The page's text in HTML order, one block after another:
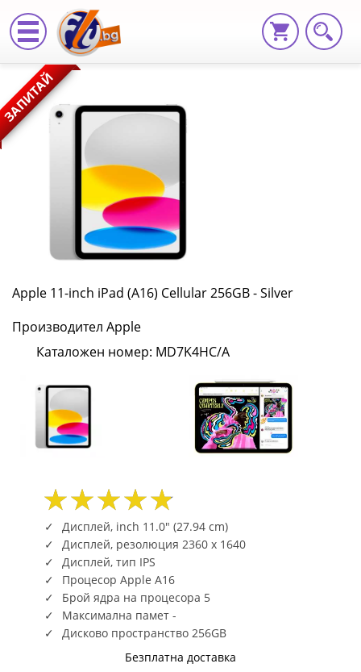
Apple
11-
inch
iPad
(A16)
Cellular
256GB
-
Silver
MD7K4HC/A
|
Fly.bg
ЗАПИТАЙ
Apple 11-inch iPad (A16) Cellular 256GB - Silver
Производител Apple
Каталожен номер: MD7K4HC/A
Дисплей, inch 11.0" (27.94 cm)
Дисплей, резолюция 2360 x 1640
Дисплей, тип IPS
Процесор Apple A16
Брой ядра на процесора 5
Максимална памет -
Дисково пространство 256GB
Безплатна доставка